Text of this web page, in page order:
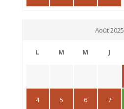
Août 2025
L M M J
4 5 6 7